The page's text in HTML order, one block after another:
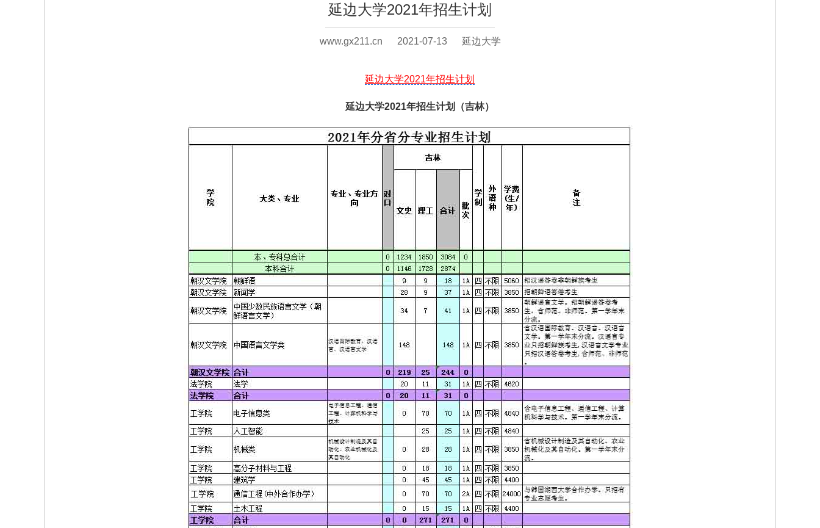
延边大学2021年招生计划
www.gx211.cn 2021-07-13 延边大学
延边大学2021年招生计划
延边大学2021年招生计划（吉林）